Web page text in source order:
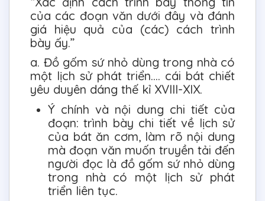
của các đoạn văn dưới đây và đánh
giá hiệu quả của (các) cách trình
bày ấy.”
a. Đồ gốm sứ nhỏ dùng trong nhà có
một lịch sử phát triển.... cái bát chiết
yêu duyên dáng thế kỉ XVIII-XIX.
Ý chính và nội dung chi tiết của
đoạn: trình bày chi tiết về lịch sử
của bát ăn cơm, làm rõ nội dung
mà đoạn văn muốn truyền tải đến
người đọc là đồ gốm sứ nhỏ dùng
trong nhà có một lịch sử phát
triển liên tục.